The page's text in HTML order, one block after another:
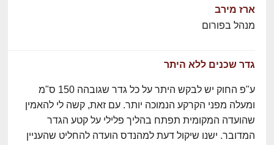
ארז מירב
מנהל בפורום
גדר שכנים ללא היתר
ע"פ החוק יש לבקש היתר על כל גדר שגובהה 150 ס"מ
ומעלה מפני הקרקע הנמוכה יותר. עם זאת, קשה לי להאמין
שהועדה המקומית תפתח בהליך פלילי על קטע הגדר
המדובר. ישנו שיקול דעת למהנדס הועדה להחליט שהעניין